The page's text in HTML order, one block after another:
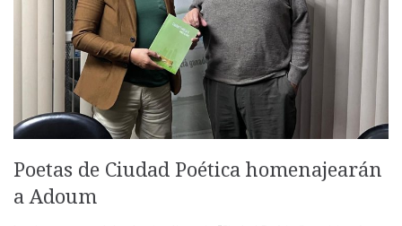
Poetas de Ciudad Poética homenajearán
a Adoum